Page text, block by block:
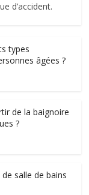
d’accident.
types
âgées ?
de la baignoire
?
salle de bains